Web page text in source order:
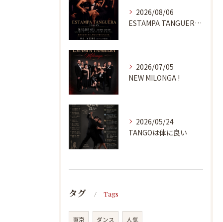
2026/08/06
ESTAMPA TANGUERA MILONGA
2026/07/05
NEW MILONGA !
2026/05/24
TANGOは体に良い
タグ Tags
東京 ダンス 人気